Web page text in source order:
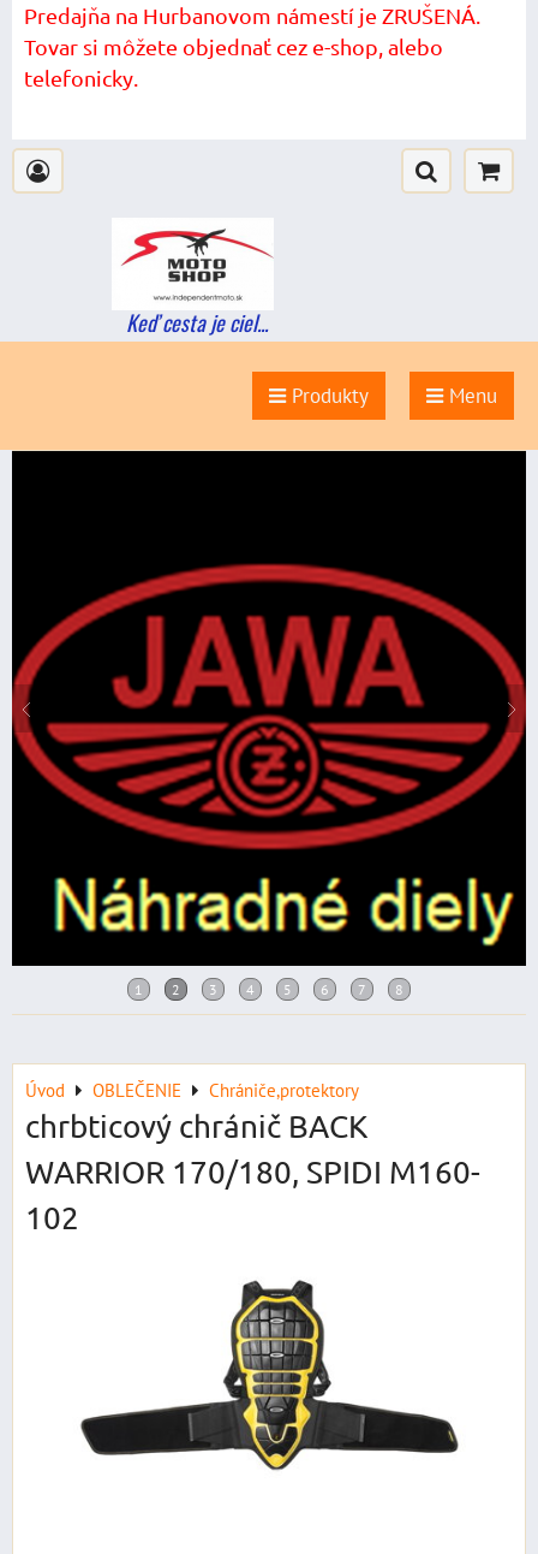
Predajňa na Hurbanovom námestí je ZRUŠENÁ.
Tovar si môžete objednať cez e-shop, alebo
telefonicky.
Keď cesta je ciel...
Produkty Menu
Úvod OBLEČENIE Chrániče,protektory
chrbticový chránič BACK
WARRIOR 170/180, SPIDI M160-
102